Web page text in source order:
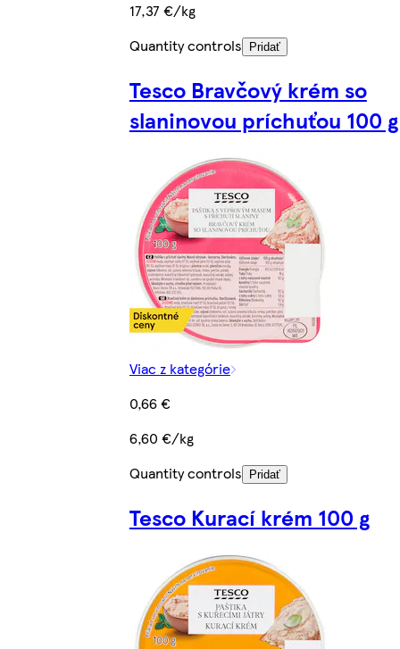
17,37 €/kg
Quantity controls
Pridať
Tesco Bravčový krém so
slaninovou príchuťou 100 g
Viac z kategórie
0,66 €
6,60 €/kg
Quantity controls
Pridať
Tesco Kurací krém 100 g